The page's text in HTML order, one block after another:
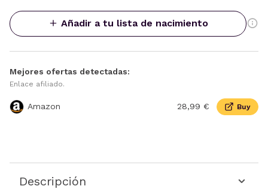
Añadir a tu lista de nacimiento
Mejores ofertas detectadas:
Enlace afiliado.
Amazon 28,99 € Buy
Descripción